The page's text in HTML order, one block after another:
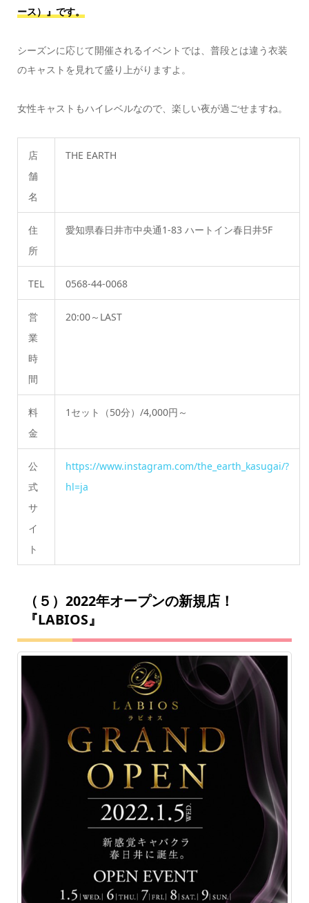
ース）』です。
シーズンに応じて開催されるイベントでは、普段とは違う衣装
のキャストを見れて盛り上がりますよ。
女性キャストもハイレベルなので、楽しい夜が過ごせますね。
店
舗
名
THE EARTH
住
所
愛知県春日井市中央通1-83 ハートイン春日井5F
TEL 0568-44-0068
営
業
時
間
20:00～LAST
料
金
1セット（50分）/4,000円～
公
式
サ
イ
ト
https://www.instagram.com/the_earth_kasugai/?
hl=ja
（５）2022年オープンの新規店！
『LABIOS』